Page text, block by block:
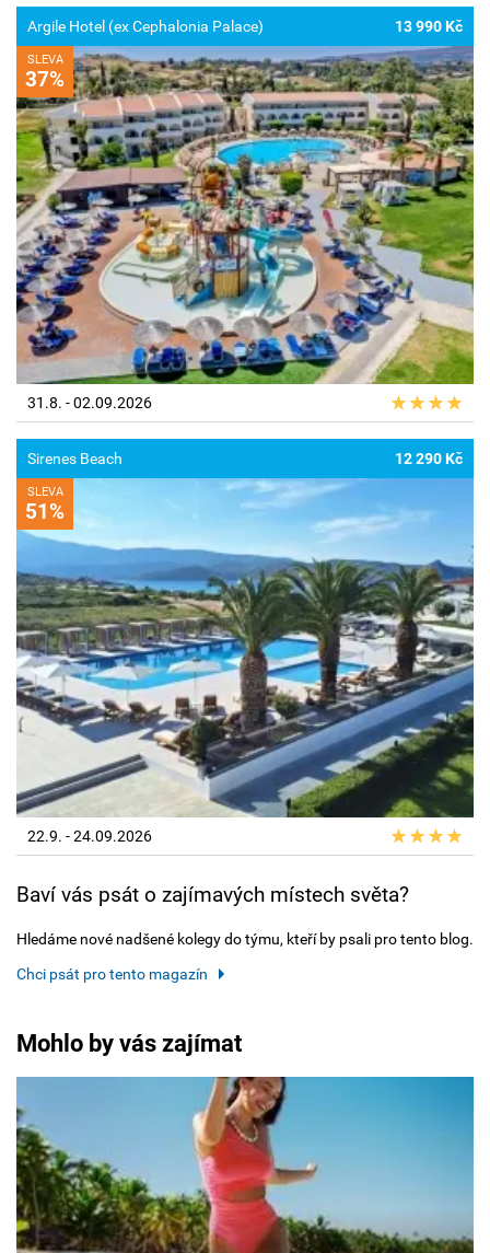
Argile Hotel (ex Cephalonia Palace) 13 990 Kč
SLEVA
37%
31.8. - 02.09.2026
Sirenes Beach 12 290 Kč
SLEVA
51%
22.9. - 24.09.2026
Baví vás psát o zajímavých místech světa?
Hledáme nové nadšené kolegy do týmu, kteří by psali pro tento blog.
Chci psát pro tento magazín
Mohlo by vás zajímat